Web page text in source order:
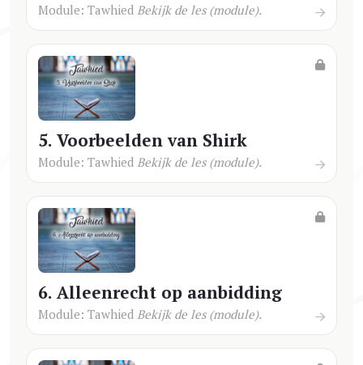
Module: Tawhied Bekijk de les (module).
5. Voorbeelden van Shirk
Module: Tawhied Bekijk de les (module).
6. Alleenrecht op aanbidding
Module: Tawhied Bekijk de les (module).